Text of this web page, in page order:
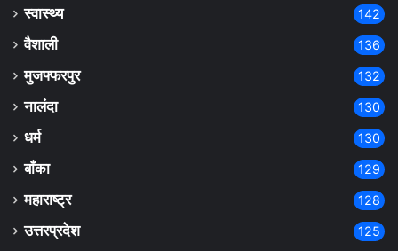
स्वास्थ्य 142
वैशाली 136
मुजफ्फरपुर 132
नालंदा 130
धर्म 130
बाँका 129
महाराष्ट्र 128
उत्तरप्रदेश 125